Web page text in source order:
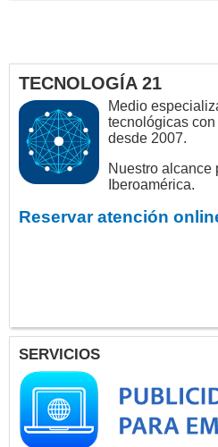
TECNOLOGÍA 21
Medio
tecnológicas
desde 2007.
Nuestro alcance
Iberoamérica.
Reservar atención
SERVICIOS